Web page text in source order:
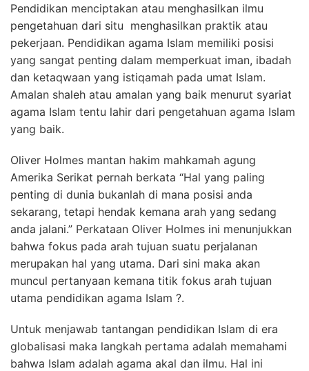
Pendidikan menciptakan atau menghasilkan ilmu
pengetahuan dari situ menghasilkan praktik atau
pekerjaan. Pendidikan agama Islam memiliki posisi
yang sangat penting dalam memperkuat iman, ibadah
dan ketaqwaan yang istiqamah pada umat Islam.
Amalan shaleh atau amalan yang baik menurut syariat
agama Islam tentu lahir dari pengetahuan agama Islam
yang baik.
Oliver Holmes mantan hakim mahkamah agung
Amerika Serikat pernah berkata “Hal yang paling
penting di dunia bukanlah di mana posisi anda
sekarang, tetapi hendak kemana arah yang sedang
anda jalani.” Perkataan Oliver Holmes ini menunjukkan
bahwa fokus pada arah tujuan suatu perjalanan
merupakan hal yang utama. Dari sini maka akan
muncul pertanyaan kemana titik fokus arah tujuan
utama pendidikan agama Islam ?.
Untuk menjawab tantangan pendidikan Islam di era
globalisasi maka langkah pertama adalah memahami
bahwa Islam adalah agama akal dan ilmu. Hal ini